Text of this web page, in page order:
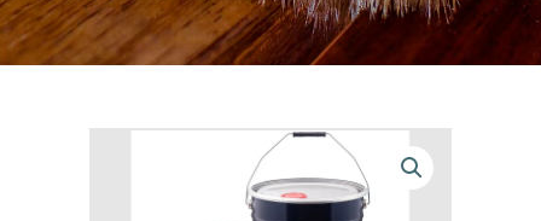
ГЛАВНАЯ
CATALOG
PORTFOLIU